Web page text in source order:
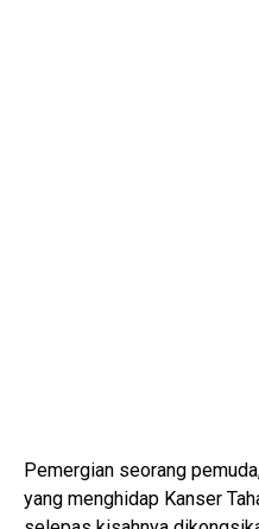
Pemergian seorang
yang menghidap Kanser